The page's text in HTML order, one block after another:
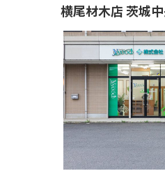
横尾材木店 茨城